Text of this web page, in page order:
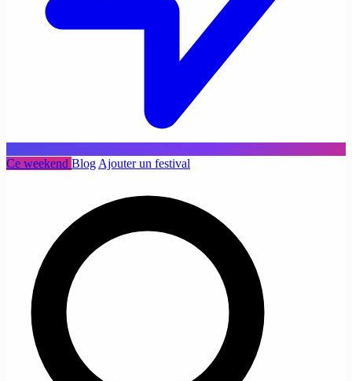
Ce weekend Blog Ajouter un festival